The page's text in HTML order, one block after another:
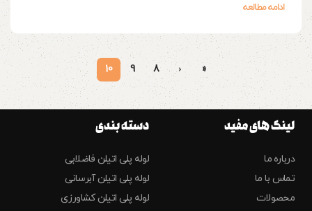
ادامه مطالعه
«
‹
8
9
10
لینک های مفید
درباره ما
تماس با ما
محصولات
دسته بندی
لوله پلی اتیلن فاضلابی
لوله پلی اتیلن آبرسانی
لوله پلی اتیلن کشاورزی